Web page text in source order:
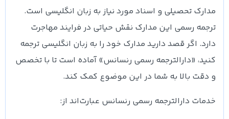
مدارک تحصیلی و اسناد مورد نیاز به زبان انگلیسی است.
ترجمه رسمی این مدارک نقش حیاتی در فرایند مهاجرت
دارد. اگر قصد دارید مدارک خود را به زبان انگلیسی ترجمه
کنید، «دارالترجمه رسمی رنسانس» آماده است تا با تخصص
و دقت بالا به شما در این موضوع کمک کند.
خدمات دارالترجمه رسمی رنسانس عبارت‌اند از: